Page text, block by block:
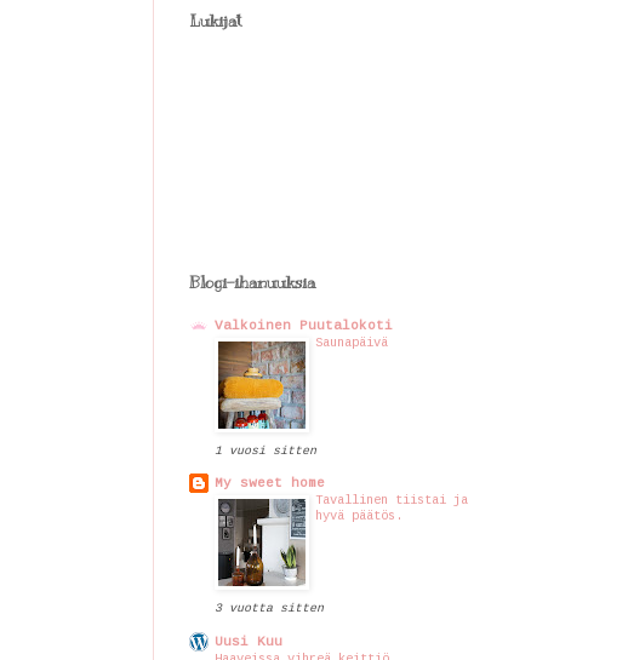
Lukijat
Blogi-ihanuuksia
Valkoinen Puutalokoti
Saunapäivä
1 vuosi sitten
My sweet home
Tavallinen tiistai ja
hyvä päätös.
3 vuotta sitten
Uusi Kuu